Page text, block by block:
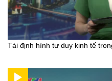
Tái định hình tư duy kinh tế